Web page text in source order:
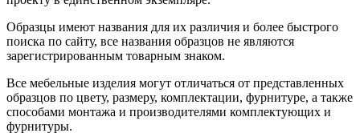
Образцы имеют названия для их различия и более быстрого
поиска по сайту, все названия образцов не являются
зарегистрированным товарным знаком.
Все мебельные изделия могут отличаться от представленных
образцов по цвету, размеру, комплектации, фурнитуре, а также
способами монтажа и производителями комплектующих и
фурнитуры.